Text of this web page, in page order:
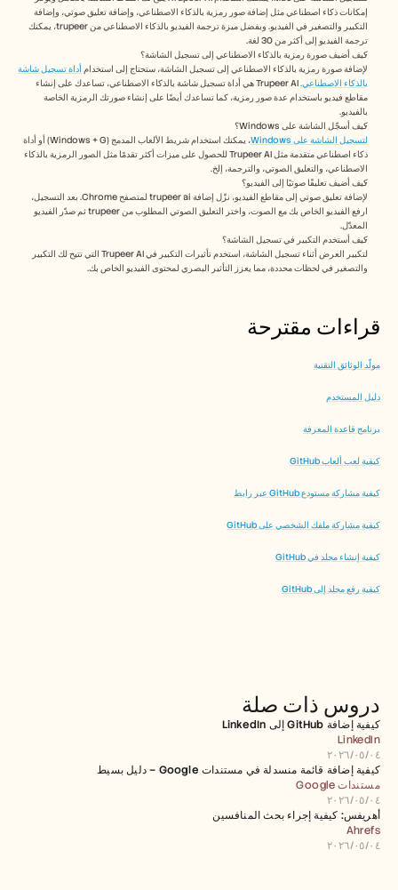
ترجمة الفيديو إلى أكثر من 30 لغة.
كيف أضيف صورة رمزية بالذكاء الاصطناعي إلى تسجيل الشاشة؟
لإضافة صورة رمزية بالذكاء الاصطناعي إلى تسجيل الشاشة، ستحتاج إلى استخدام
بالذكاء الاصطناعي.
بالفيديو.
كيف أسجّل الشاشة على Windows؟
لتسجيل الشاشة على Windows
الاصطناعي، والتعليق الصوتي، والترجمة، إلخ.
كيف أضيف تعليقًا صوتيًا إلى الفيديو؟
المعدّل.
كيف أستخدم التكبير في تسجيل الشاشة؟
والتصغير في لحظات محددة، مما يعزز التأثير البصري لمحتوى الفيديو الخاص بك.
قراءات مقترحة
مولّد الوثائق التقنية
دليل المستخدم
برنامج قاعدة المعرفة
كيفية لعب ألعاب GitHub
كيفية مشاركة مستودع GitHub عبر رابط
كيفية مشاركة ملفك الشخصي على GitHub
كيفية إنشاء مجلد في GitHub
كيفية رفع مجلد إلى GitHub
دروس ذات صلة
كيفية إضافة GitHub إلى LinkedIn
LinkedIn
٠٤‏/٠٥‏/٢٠٢٦
كيفية إضافة قائمة منسدلة في مستندات Google – دليل بسيط
مستندات Google
٠٤‏/٠٥‏/٢٠٢٦
أهريفس: كيفية إجراء بحث المنافسين
Ahrefs
٠٤‏/٠٥‏/٢٠٢٦